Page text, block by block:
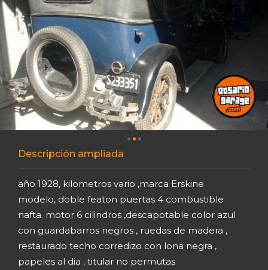
Descripción ampliada
año 1928, kilometros vario ,marca Erskine
modelo, doble featon puertas 4 combustible
nafta. motor 6 cilindros ,descapotable color azul
con guardabarros negros , ruedas de madera ,
restaurado techo corredizo con lona negra ,
papeles al dia , titular no permutas